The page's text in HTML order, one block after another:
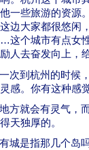
一些旅游的资源
边大家都很悠闲
这个城市有点女
人去奋发向上，
次到杭州的时候
感。你有这种感
方就会有灵气，
天独厚的。
城是指那几个岛